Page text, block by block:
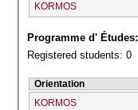
KORMOS
Programme d' Études:
Registered students: 0
Orientation
KORMOS